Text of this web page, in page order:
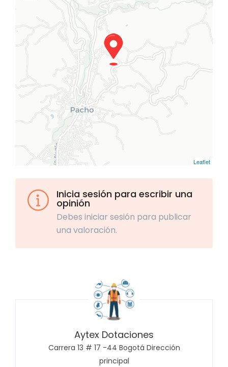
Leaflet
Inicia sesión para escribir una
opinión
Debes iniciar sesión para publicar
una valoración.
Aytex Dotaciones
Carrera 13 # 17 -44 Bogotá Dirección
principal